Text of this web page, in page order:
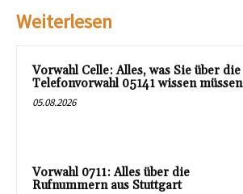
Weiterlesen
Vorwahl Celle: Alles, was Sie über die
Telefonvorwahl 05141 wissen müssen
05.08.2026
Vorwahl 0711: Alles über die
Rufnummern aus Stuttgart